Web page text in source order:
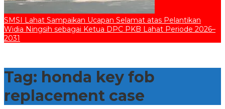
SMSI Lahat Sampaikan Ucapan Selamat atas Pelantikan
Widia Ningsih sebagai Ketua DPC PKB Lahat Periode 2026–
2031
Tag: honda key fob
replacement case